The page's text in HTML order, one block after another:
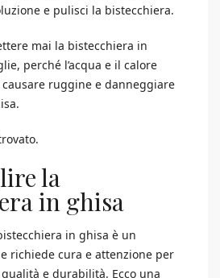
e pulisci la bistecchiera.
mai la bistecchiera in
perché l’acqua e il calore
causare ruggine e danneggiare
la
in ghisa
in ghisa è un
richiede cura e attenzione per
e durabilità. Ecco una